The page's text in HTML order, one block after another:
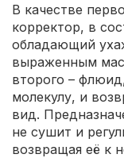
В качестве
корректор, в
обладающий
выраженным
второго –
молекулу, и
вид.
не сушит и
возвращая её к